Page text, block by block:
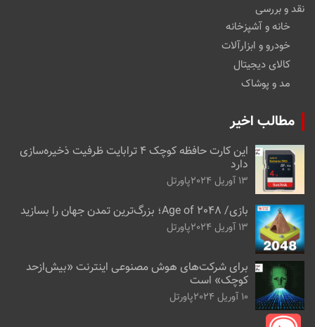
نقد و بررسی
خانه و آشپزخانه
خودرو و ابزارآلات
کالای دیجیتال
مد و پوشاک
مطالب اخیر
این کارت حافظه کوچک ۴ ترابایت ظرفیت ذخیره‌سازی
دارد
13 آوریل 2024 پاورتل
بازی/ Age of 2048؛ بزرگ‌ترین تمدن جهان را بسازید
13 آوریل 2024 پاورتل
برای شرکت‌های هوش مصنوعی اینترنت «بیش‌از‌حد
کوچک» است
10 آوریل 2024 پاورتل